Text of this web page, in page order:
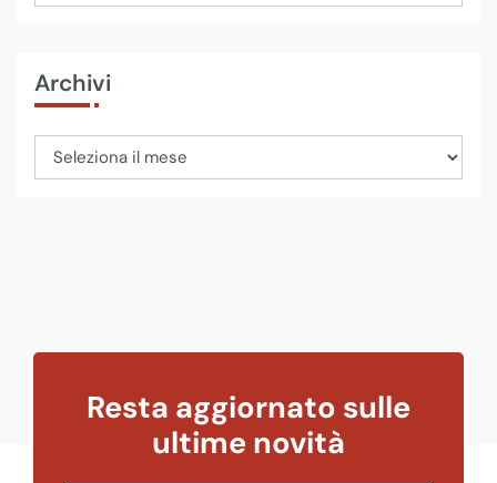
Archivi
Resta aggiornato sulle
ultime novità